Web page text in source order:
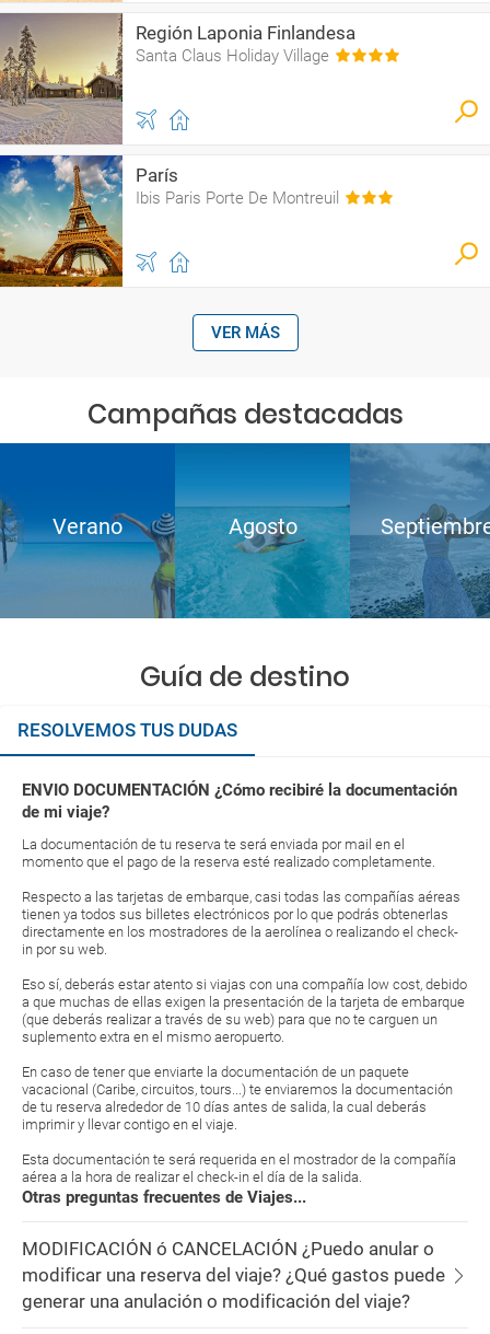
Región Laponia Finlandesa
Santa Claus Holiday Village
París
Ibis Paris Porte De Montreuil
VER MÁS
Campañas destacadas
Verano Agosto
Guía de destino
RESOLVEMOS TUS DUDAS
ENVIO DOCUMENTACIÓN ¿Cómo recibiré la documentación
de mi viaje?
La documentación de tu reserva te será enviada por mail en el
momento que el pago de la reserva esté realizado completamente.
Respecto a las tarjetas de embarque, casi todas las compañías aéreas
tienen ya todos sus billetes electrónicos por lo que podrás obtenerlas
directamente en los mostradores de la aerolínea o realizando el check-
in por su web.
Eso sí, deberás estar atento si viajas con una compañía low cost, debido
a que muchas de ellas exigen la presentación de la tarjeta de embarque
(que deberás realizar a través de su web) para que no te carguen un
suplemento extra en el mismo aeropuerto.
En caso de tener que enviarte la documentación de un paquete
vacacional (Caribe, circuitos, tours...) te enviaremos la documentación
de tu reserva alrededor de 10 días antes de salida, la cual deberás
imprimir y llevar contigo en el viaje.
Esta documentación te será requerida en el mostrador de la compañía
aérea a la hora de realizar el check-in el día de la salida.
Otras preguntas frecuentes de Viajes...
MODIFICACIÓN ó CANCELACIÓN ¿Puedo anular o
modificar una reserva del viaje? ¿Qué gastos puede
generar una anulación o modificación del viaje?